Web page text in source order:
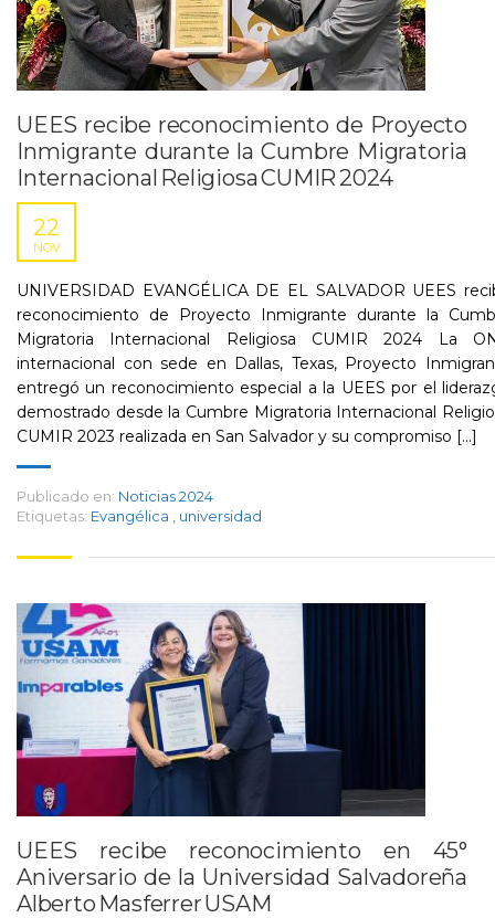
UEES recibe reconocimiento de Proyecto
Inmigrante durante la Cumbre Migratoria
Internacional Religiosa CUMIR 2024
22
NOV
UNIVERSIDAD EVANGÉLICA DE EL SALVADOR UEES
reconocimiento de Proyecto Inmigrante durante la
Migratoria Internacional Religiosa CUMIR 2024 La
internacional con sede en Dallas, Texas, Proyecto
entregó un reconocimiento especial a la UEES por el
demostrado desde la Cumbre Migratoria Internacional
CUMIR 2023 realizada en San Salvador y su compromiso [...]
Publicado en: Noticias 2024
Etiquetas: Evangélica universidad
UEES recibe reconocimiento en 45°
Aniversario de la Universidad Salvadoreña
Alberto Masferrer USAM